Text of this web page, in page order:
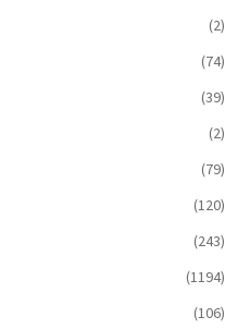
(2)
(74)
(39)
(2)
(79)
(120)
(243)
(1194)
(106)